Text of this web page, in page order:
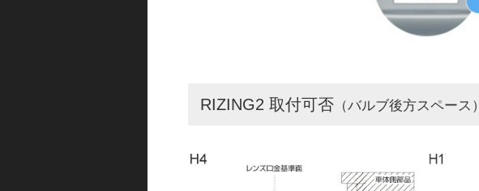
RIZING2 取付可否 （バルブ後方スペース）